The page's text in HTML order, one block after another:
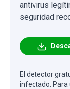
antivirus
seguridad
El detector
infectado. Para